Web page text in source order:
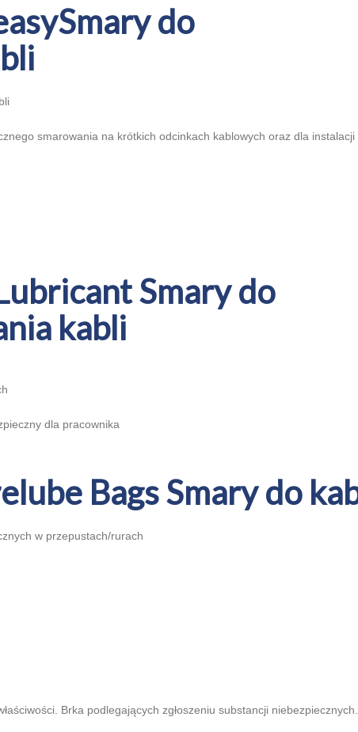
do
smarowania na krótkich odcinkach kablowych oraz dla instalacji
Smary do
kabli
dla pracownika
Bags Smary do
w przepustach/rurach
Brka podlegających zgłoszeniu substancji niebezpiecznych.